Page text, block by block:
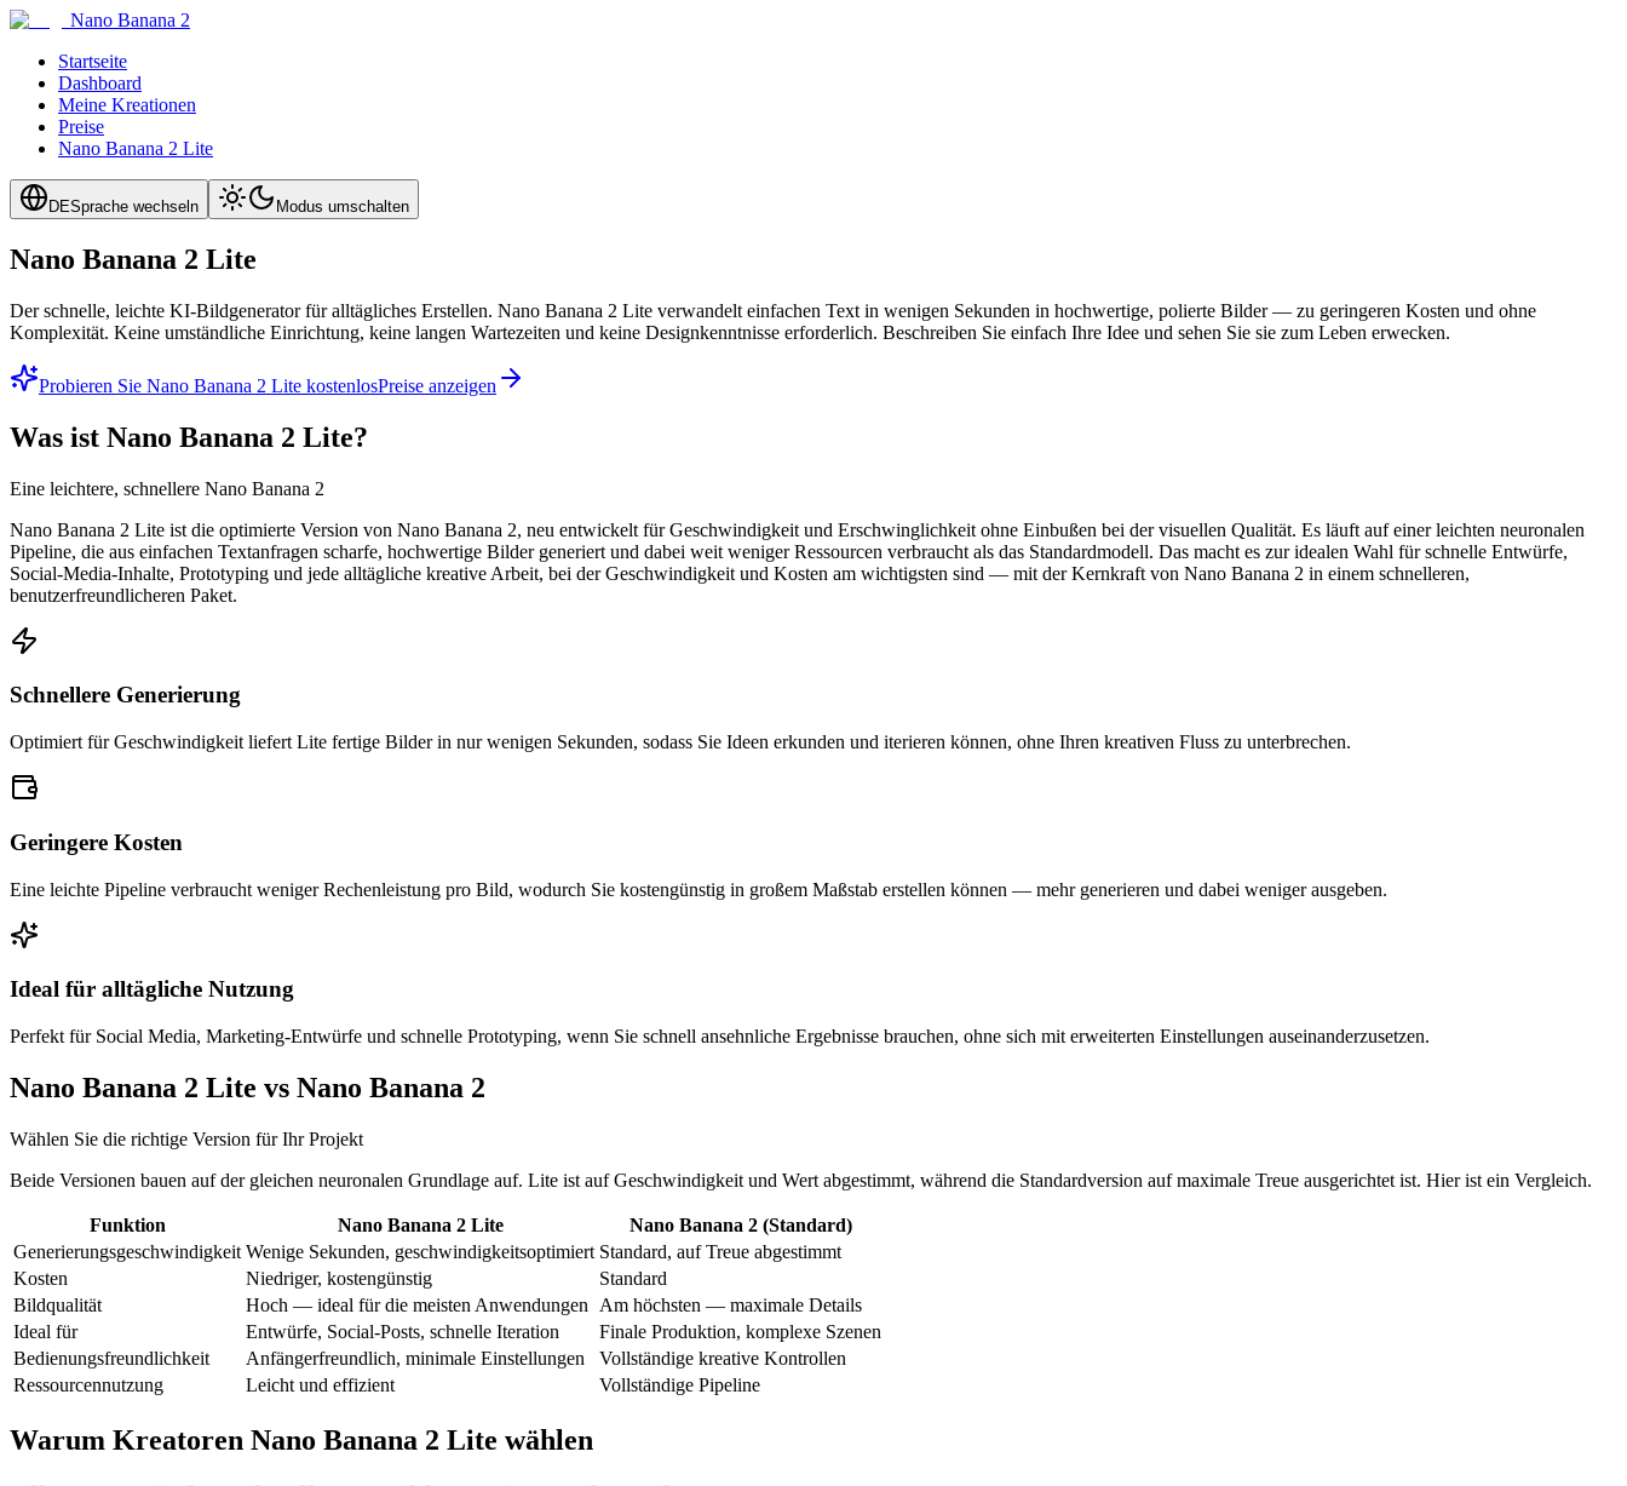
Nano Banana 2
Startseite
Dashboard
Meine Kreationen
Preise
Nano Banana 2 Lite
DESprache wechseln Modus umschalten
Nano Banana 2 Lite
Der schnelle, leichte KI-Bildgenerator für alltägliches Erstellen. Nano Banana 2 Lite verwandelt einfachen Text in wenigen Sekunden in hochwertige, polierte Bilder — zu geringeren Kosten und ohne
Komplexität. Keine umständliche Einrichtung, keine langen Wartezeiten und keine Designkenntnisse erforderlich. Beschreiben Sie einfach Ihre Idee und sehen Sie sie zum Leben erwecken.
Probieren Sie Nano Banana 2 Lite kostenlosPreise anzeigen
Was ist Nano Banana 2 Lite?
Eine leichtere, schnellere Nano Banana 2
Nano Banana 2 Lite ist die optimierte Version von Nano Banana 2, neu entwickelt für Geschwindigkeit und Erschwinglichkeit ohne Einbußen bei der visuellen Qualität. Es läuft auf einer leichten neuronalen
Pipeline, die aus einfachen Textanfragen scharfe, hochwertige Bilder generiert und dabei weit weniger Ressourcen verbraucht als das Standardmodell. Das macht es zur idealen Wahl für schnelle Entwürfe,
Social-Media-Inhalte, Prototyping und jede alltägliche kreative Arbeit, bei der Geschwindigkeit und Kosten am wichtigsten sind — mit der Kernkraft von Nano Banana 2 in einem schnelleren,
benutzerfreundlicheren Paket.
Schnellere Generierung
Optimiert für Geschwindigkeit liefert Lite fertige Bilder in nur wenigen Sekunden, sodass Sie Ideen erkunden und iterieren können, ohne Ihren kreativen Fluss zu unterbrechen.
Geringere Kosten
Eine leichte Pipeline verbraucht weniger Rechenleistung pro Bild, wodurch Sie kostengünstig in großem Maßstab erstellen können — mehr generieren und dabei weniger ausgeben.
Ideal für alltägliche Nutzung
Perfekt für Social Media, Marketing-Entwürfe und schnelle Prototyping, wenn Sie schnell ansehnliche Ergebnisse brauchen, ohne sich mit erweiterten Einstellungen auseinanderzusetzen.
Nano Banana 2 Lite vs Nano Banana 2
Wählen Sie die richtige Version für Ihr Projekt
Beide Versionen bauen auf der gleichen neuronalen Grundlage auf. Lite ist auf Geschwindigkeit und Wert abgestimmt, während die Standardversion auf maximale Treue ausgerichtet ist. Hier ist ein Vergleich.
Funktion Nano Banana 2 Lite
Nano Banana 2 (Standard)
Generierungsgeschwindigkeit Wenige Sekunden, geschwindigkeitsoptimiert Standard, auf Treue abgestimmt
Kosten
Niedriger, kostengünstig
Standard
Bildqualität
Hoch — ideal für die meisten Anwendungen
Am höchsten — maximale Details
Ideal für
Entwürfe, Social-Posts, schnelle Iteration
Finale Produktion, komplexe Szenen
Bedienungsfreundlichkeit
Anfängerfreundlich, minimale Einstellungen
Vollständige kreative Kontrollen
Ressourcennutzung
Leicht und effizient Vollständige Pipeline
Warum Kreatoren Nano Banana 2 Lite wählen